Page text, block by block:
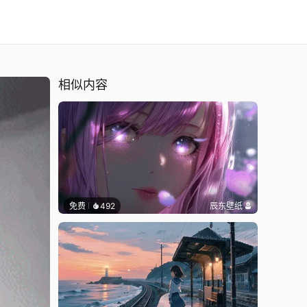
相似内容
免费 492 辰东壁纸